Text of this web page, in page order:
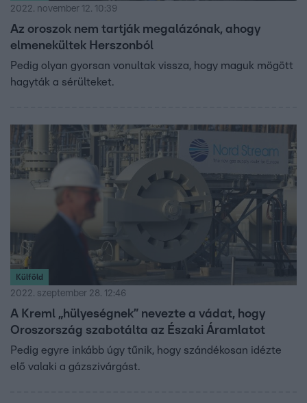
2022. november 12. 10:39
Az oroszok nem tartják megalázónak, ahogy
elmenekültek Herszonból
Pedig olyan gyorsan vonultak vissza, hogy maguk mögött
hagyták a sérülteket.
Külföld
2022. szeptember 28. 12:46
A Kreml „hülyeségnek” nevezte a vádat, hogy
Oroszország szabotálta az Északi Áramlatot
Pedig egyre inkább úgy tűnik, hogy szándékosan idézte
elő valaki a gázszivárgást.